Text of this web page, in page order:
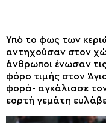
Υπό το φως των
αντηχούσαν στον
άνθρωποι ένωσαν
φόρο τιμής στον
φορά- αγκάλιασε
εορτή γεμάτη